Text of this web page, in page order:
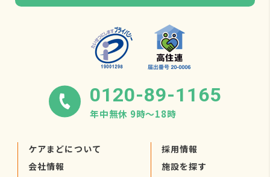
0120-89-1165
年中無休 9時〜18時
ケアまどについて
会社情報
採用情報
施設を探す